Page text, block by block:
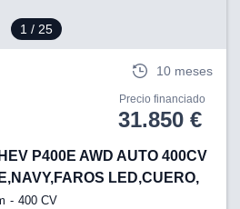
1 / 25
10 meses
Precio financiado
31.850 €
P400E AWD AUTO 400CV
LED,CUERO,
400 CV